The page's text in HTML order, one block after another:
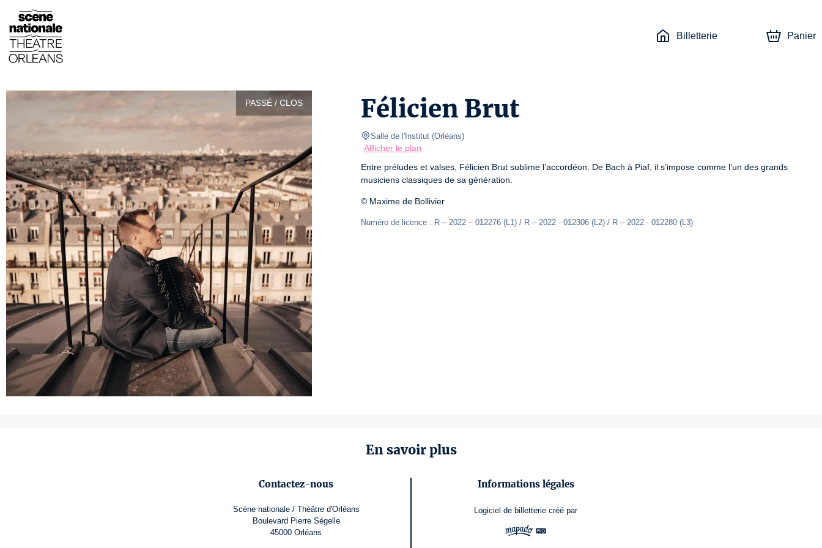
Billetterie Panier
PASSÉ / CLOS Félicien Brut
Salle de l'Institut (Orléans)
Afficher le plan
Entre préludes et valses, Félicien Brut sublime l’accordéon. De Bach à Piaf, il s’impose comme l’un des grands
musiciens classiques de sa génération.
© Maxime de Bollivier
Numéro de licence : R – 2022 – 012276 (L1) / R – 2022 - 012306 (L2) / R – 2022 - 012280 (L3)
En savoir plus
Contactez-nous
Scène nationale / Théâtre d'Orléans
Boulevard Pierre Ségelle
45000 Orléans
Informations légales
Logiciel de billetterie créé par